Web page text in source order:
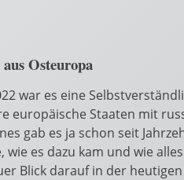
Osteuropa
war es eine
europäische Staaten mit
gab es ja schon seit
wie es dazu kam und wie
Blick darauf in der